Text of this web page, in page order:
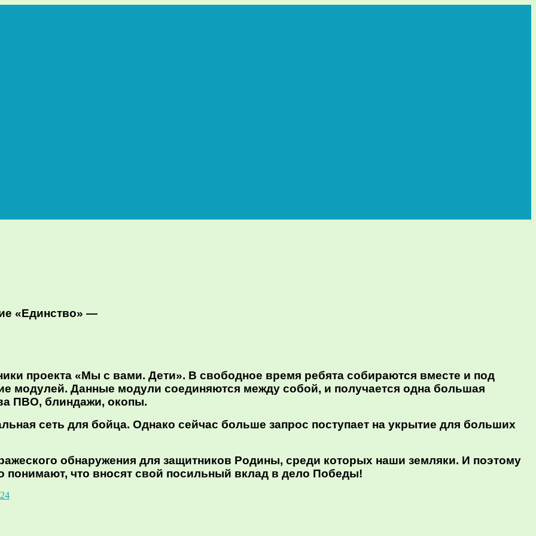
«Единство» —
проекта «Мы с вами. Дети». В свободное время ребята собираются вместе и под
модулей. Данные модули соединяются между собой, и получается одна большая
ПВО, блиндажи, окопы.
сеть для бойца. Однако сейчас больше запрос поступает на укрытие для больших
обнаружения для защитников Родины, среди которых наши земляки. И поэтому
понимают, что вносят свой посильный вклад в дело Победы!